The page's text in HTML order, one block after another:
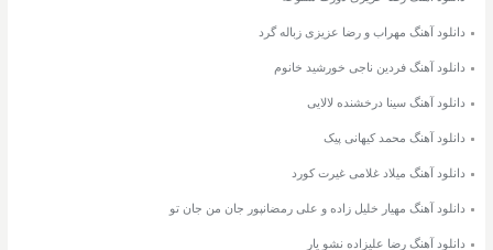
دانلود آهنگ مهراب و رضا عزیزی زباله گرد
دانلود آهنگ فردین ناجی خورشید خانوم
دانلود آهنگ سینا درخشنده لالایی
دانلود آهنگ محمد کیهانی پیک
دانلود آهنگ میلاد غلامی غیرت کورد
دانلود آهنگ مهیار خلیل زاده و علی رمضانپور جان من جان تو
دانلود آهنگ رضا علیزاده نشو یار